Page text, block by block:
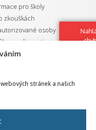
stránek a našich
pro školy
zkouškách
osoby
a živnosti
pedagogický institut ČR
náměstí 25